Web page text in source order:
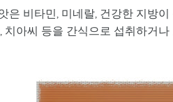
은 비타민, 미네랄, 건강한 지방
치아씨 등을 간식으로 섭취하거